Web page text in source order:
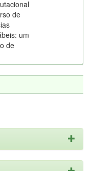
de
um
de